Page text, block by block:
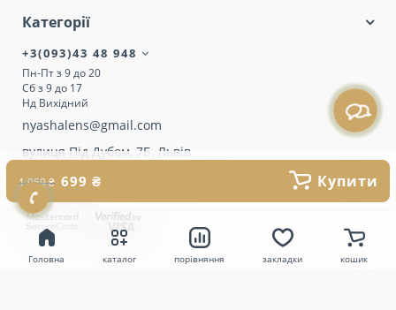
кошик
Головна каталог порівняння закладки
1 059 ₴ 699 ₴ Купити
Категорії
+3(093)43 48 948
Пн-Пт з 9 до 20
Сб з 9 до 17
Нд Вихідний
nyashalens@gmail.com
вулиця Під Дубом, 7Б, Львів